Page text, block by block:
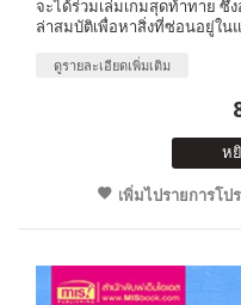
จะได้ร่วมเล่มเกมสุดท้าทาย ซึ่
ล่าสมบัติเพื่อหาสิ่งที่ซ่อนอยู่ใน
ดูรายละเอียดเพิ่มเติม
ห
เพิ่มไปรายการโป